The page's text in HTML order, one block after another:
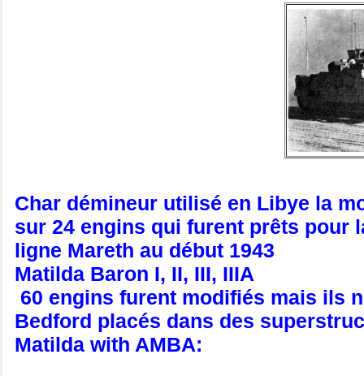
Char démineur utilisé en Libye la
sur 24 engins qui furent prêts pour
ligne Mareth au début 1943
Matilda Baron I, II, III, IIIA
60 engins furent modifiés mais ils
Bedford placés dans des
Matilda with AMBA: